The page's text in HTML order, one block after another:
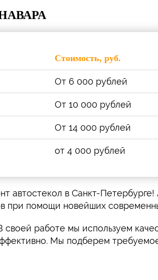
Стоимость, руб.
От 6 000 рублей
От 10 000 рублей
От 14 000 рублей
от 4 000 рублей
автостекол в Санкт-Петербурге!
при помощи новейших
своей работе мы используем
Мы подберем